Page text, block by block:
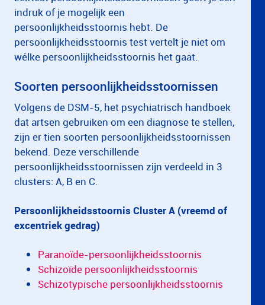
indruk of je mogelijk een
persoonlijkheidsstoornis hebt. De
persoonlijkheidsstoornis test vertelt je niet om
wélke persoonlijkheidsstoornis het gaat.
Soorten persoonlijkheidsstoornissen
Volgens de DSM-5, het psychiatrisch handboek
dat artsen gebruiken om een diagnose te stellen,
zijn er tien soorten persoonlijkheidsstoornissen
bekend. Deze verschillende
persoonlijkheidsstoornissen zijn verdeeld in 3
clusters: A, B en C.
Persoonlijkheidsstoornis Cluster A (vreemd of
excentriek gedrag)
Paranoïde-persoonlijkheidsstoornis
Schizoïde persoonlijkheidsstoornis
Schizotypische persoonlijkheidsstoornis